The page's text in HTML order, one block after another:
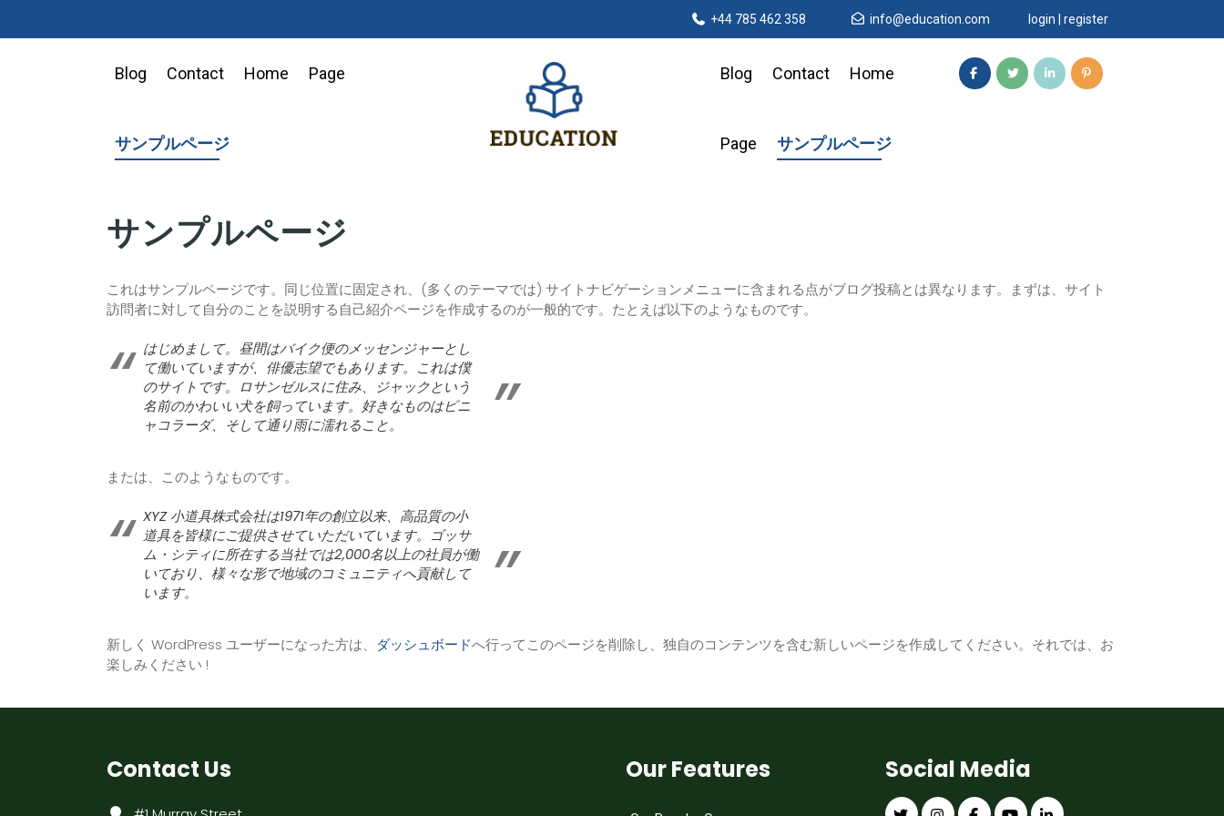
+44 785 462 358 info@education.com login | register
Blog Contact Home Page
サンプルページ
Blog Contact Home
Page サンプルページ
サンプルページ
これはサンプルページです。同じ位置に固定され、(多くのテーマでは) サイトナビゲーションメニューに含まれる点がブログ投稿とは異なります。まずは、サイト
訪問者に対して自分のことを説明する自己紹介ページを作成するのが一般的です。たとえば以下のようなものです。
はじめまして。昼間はバイク便のメッセンジャーとし
て働いていますが、俳優志望でもあります。これは僕
のサイトです。ロサンゼルスに住み、ジャックという
名前のかわいい犬を飼っています。好きなものはピニ
ャコラーダ、そして通り雨に濡れること。
または、このようなものです。
XYZ 小道具株式会社は1971年の創立以来、高品質の小
道具を皆様にご提供させていただいています。ゴッサ
ム・シティに所在する当社では2,000名以上の社員が働
いており、様々な形で地域のコミュニティへ貢献して
います。
新しく WordPress ユーザーになった方は、 ダッシュボードへ行ってこのページを削除し、独自のコンテンツを含む新しいページを作成してください。それでは、お
楽しみください !
Contact Us Our Features Social Media